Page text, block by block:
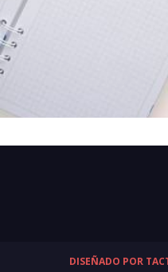
DISEÑADO POR